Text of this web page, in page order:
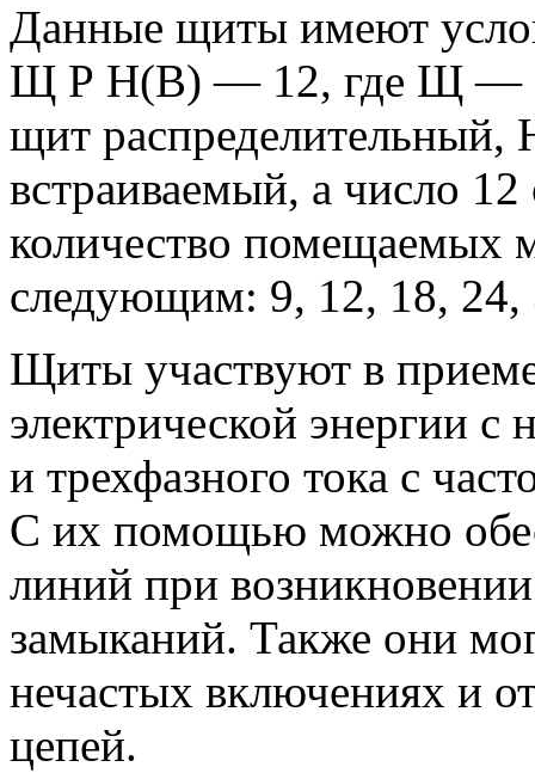
Данные щиты имеют
Щ Р Н(В) — 12, где Щ —
щит
встраиваемый, а число
количество помещаемых
следующим: 9, 12, 18, 24,
Щиты участвуют в
электрической энергии
и трехфазного тока с
С их помощью можно
линий при
замыканий. Также они
нечастых включениях и
цепей.